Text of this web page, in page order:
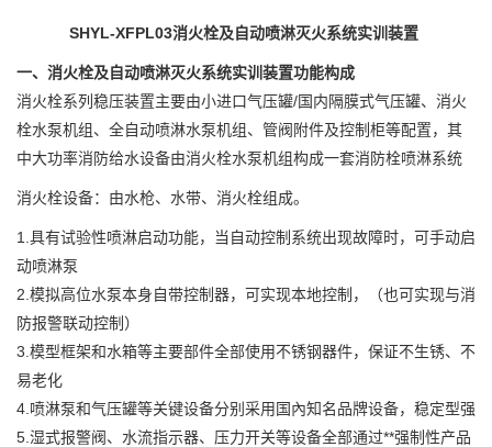
SHYL-XFPL03消火栓及自动喷淋灭火系统实训装置
一、消火栓及自动喷淋灭火系统实训装置功能构成
消火栓系列稳压装置主要由小进口气压罐/国内隔膜式气压罐、消火
栓水泵机组、全自动喷淋水泵机组、管阀附件及控制柜等配置，其
中大功率消防给水设备由消火栓水泵机组构成一套消防栓喷淋系统
消火栓设备：由水枪、水带、消火栓组成。
1.具有试验性喷淋启动功能，当自动控制系统出现故障时，可手动启
动喷淋泵
2.模拟高位水泵本身自带控制器，可实现本地控制，（也可实现与消
防报警联动控制）
3.模型框架和水箱等主要部件全部使用不锈钢器件，保证不生锈、不
易老化
4.喷淋泵和气压罐等关键设备分别采用国內知名品牌设备，稳定型强
5.湿式报警阀、水流指示器、压力开关等设备全部通过**强制性产品